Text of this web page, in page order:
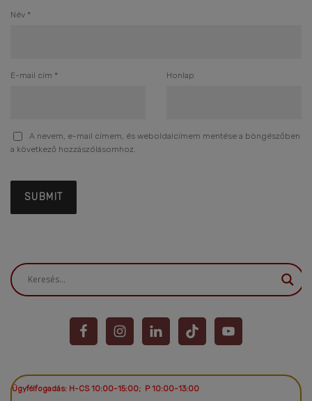
Név *
E-mail cím * Honlap
A nevem, e-mail címem, és weboldalcímem mentése a böngészőben
a következő hozzászólásomhoz.
Ügyfélfogadás: H-CS 10:00-15:00; P 10:00-13:00